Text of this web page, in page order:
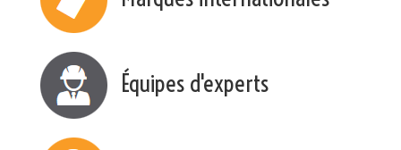
Équipes d'experts